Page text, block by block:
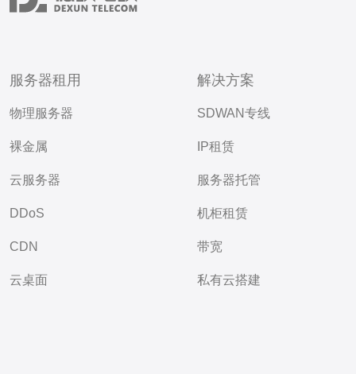
服务器租用
物理服务器
裸金属
云服务器
DDoS
CDN
云桌面
解决方案
SDWAN专线
IP租赁
服务器托管
机柜租赁
带宽
私有云搭建